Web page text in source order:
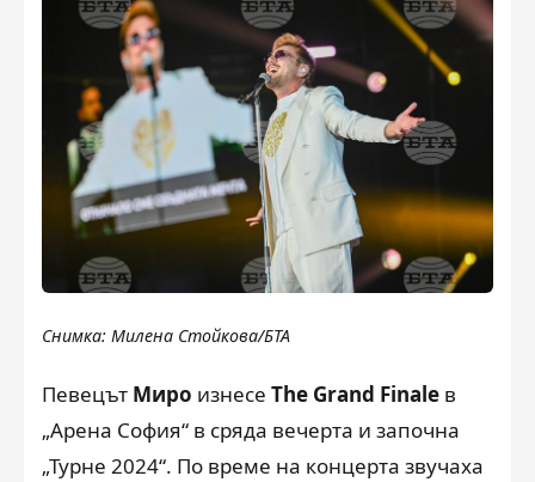
Снимка: Милена Стойкова/БТА
Певецът Миро изнесе The Grand Finale в
„Арена София“ в сряда вечерта и започна
„Турне 2024“. По време на концерта звучаха